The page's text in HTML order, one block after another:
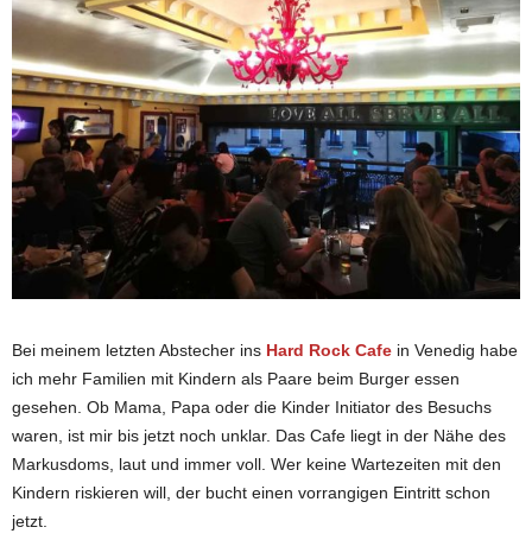
Bei meinem letzten Abstecher ins Hard Rock Cafe in Venedig habe
ich mehr Familien mit Kindern als Paare beim Burger essen
gesehen. Ob Mama, Papa oder die Kinder Initiator des Besuchs
waren, ist mir bis jetzt noch unklar. Das Cafe liegt in der Nähe des
Markusdoms, laut und immer voll. Wer keine Wartezeiten mit den
Kindern riskieren will, der bucht einen vorrangigen Eintritt schon
jetzt.